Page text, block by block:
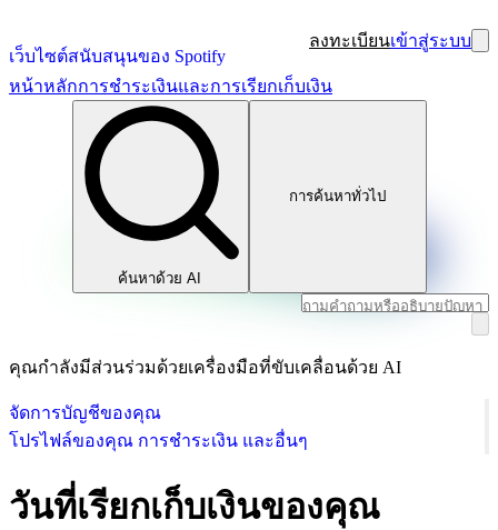
เว็บไซต์สนับสนุนของ Spotify
ลงทะเบียนเข้าสู่ระบบ
หน้าหลักการชำระเงินและการเรียกเก็บเงิน
ค้นหาด้วย AI
การค้นหาทั่วไป
คุณกำลังมีส่วนร่วมด้วยเครื่องมือที่ขับเคลื่อนด้วย AI
จัดการบัญชีของคุณ
โปรไฟล์ของคุณ การชำระเงิน และอื่นๆ
วันที่เรียกเก็บเงินของคุณ